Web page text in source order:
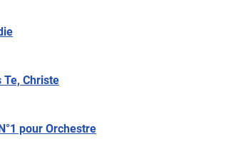
Te, Christe
pour Orchestre